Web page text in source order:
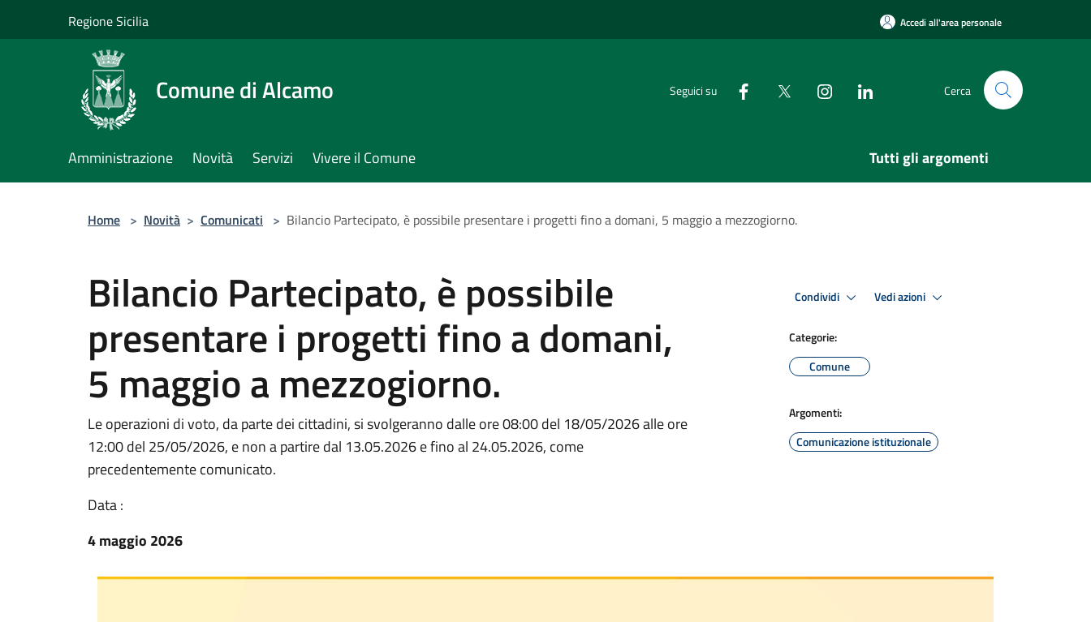
Regione Sicilia Accedi all'area personale
Comune di Alcamo Seguici su Cerca
Amministrazione Novità Servizi Vivere il Comune Tutti gli argomenti
Home > Novità > Comunicati > Bilancio Partecipato, è possibile presentare i progetti fino a domani, 5 maggio a mezzogiorno.
Bilancio Partecipato, è possibile
presentare i progetti fino a domani,
5 maggio a mezzogiorno.
Le operazioni di voto, da parte dei cittadini, si svolgeranno dalle ore 08:00 del 18/05/2026 alle ore
12:00 del 25/05/2026, e non a partire dal 13.05.2026 e fino al 24.05.2026, come
precedentemente comunicato.
Data :
4 maggio 2026
Condividi Vedi azioni
Categorie:
Comune
Argomenti:
Comunicazione istituzionale